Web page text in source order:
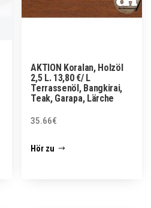
AKTION Koralan, Holzöl
2,5 L. 13,80 €/ L
Terrassenöl, Bangkirai,
Teak, Garapa, Lärche
35.66€
Hör zu